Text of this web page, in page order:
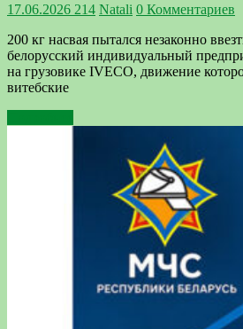
17.06.2026 214 Natali 0 Комментариев
200 кг насвая пытался незаконно
белорусский индивидуальный
на грузовике IVECO, движение
витебские